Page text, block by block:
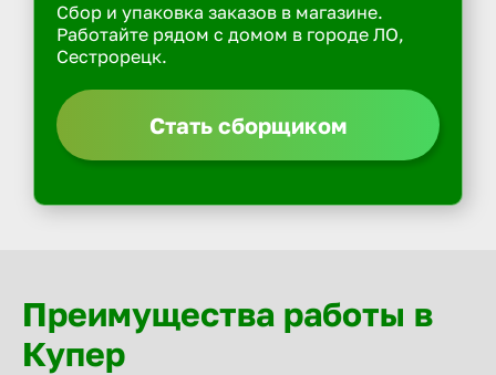
Сбор и упаковка заказов в магазине.
Работайте рядом с домом в городе ЛО,
Сестрорецк.
Стать сборщиком
Преимущества работы в
Купер